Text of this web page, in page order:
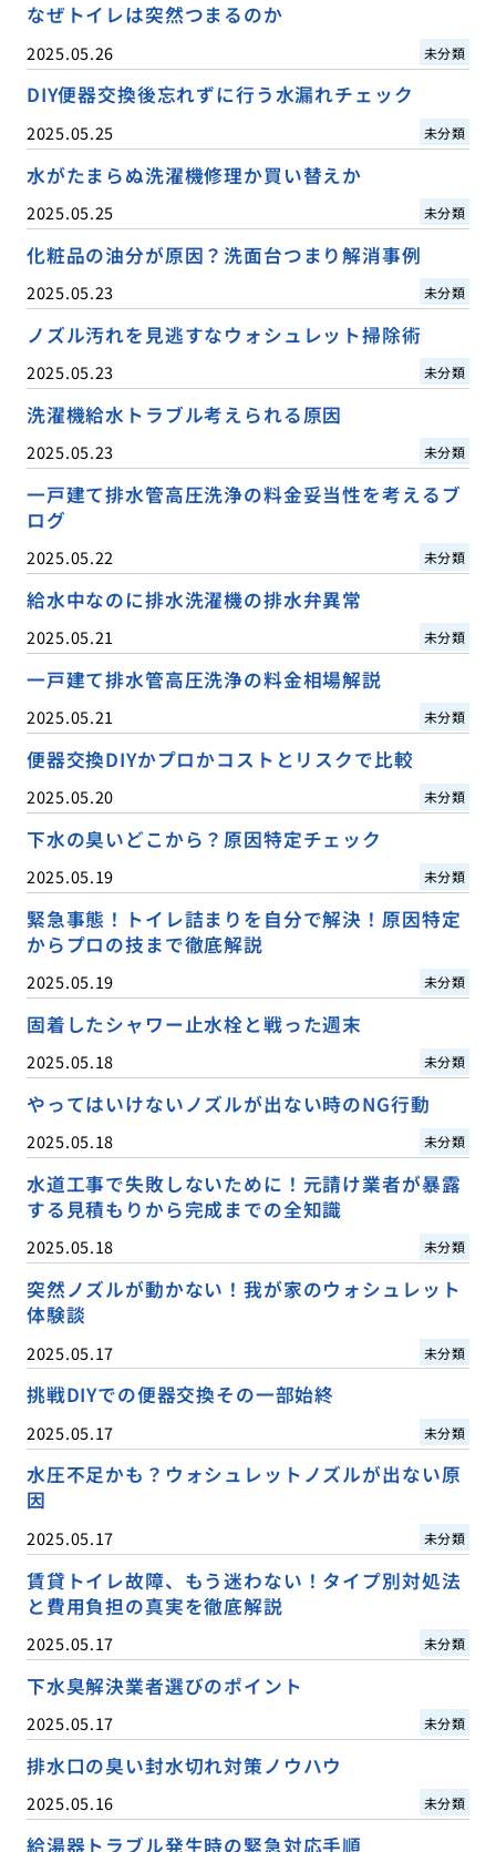
なぜトイレは突然つまるのか
2025.05.26 未分類
DIY便器交換後忘れずに行う水漏れチェック
2025.05.25 未分類
水がたまらぬ洗濯機修理か買い替えか
2025.05.25 未分類
化粧品の油分が原因？洗面台つまり解消事例
2025.05.23 未分類
ノズル汚れを見逃すなウォシュレット掃除術
2025.05.23 未分類
洗濯機給水トラブル考えられる原因
2025.05.23 未分類
一戸建て排水管高圧洗浄の料金妥当性を考えるブ
ログ
2025.05.22 未分類
給水中なのに排水洗濯機の排水弁異常
2025.05.21 未分類
一戸建て排水管高圧洗浄の料金相場解説
2025.05.21 未分類
便器交換DIYかプロかコストとリスクで比較
2025.05.20 未分類
下水の臭いどこから？原因特定チェック
2025.05.19 未分類
緊急事態！トイレ詰まりを自分で解決！原因特定
からプロの技まで徹底解説
2025.05.19 未分類
固着したシャワー止水栓と戦った週末
2025.05.18 未分類
やってはいけないノズルが出ない時のNG行動
2025.05.18 未分類
水道工事で失敗しないために！元請け業者が暴露
する見積もりから完成までの全知識
2025.05.18 未分類
突然ノズルが動かない！我が家のウォシュレット
体験談
2025.05.17 未分類
挑戦DIYでの便器交換その一部始終
2025.05.17 未分類
水圧不足かも？ウォシュレットノズルが出ない原
因
2025.05.17 未分類
賃貸トイレ故障、もう迷わない！タイプ別対処法
と費用負担の真実を徹底解説
2025.05.17 未分類
下水臭解決業者選びのポイント
2025.05.17 未分類
排水口の臭い封水切れ対策ノウハウ
2025.05.16 未分類
給湯器トラブル発生時の緊急対応手順